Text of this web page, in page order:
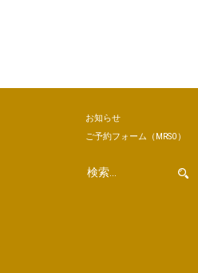
お知らせ
ご予約フォーム （MRSO）